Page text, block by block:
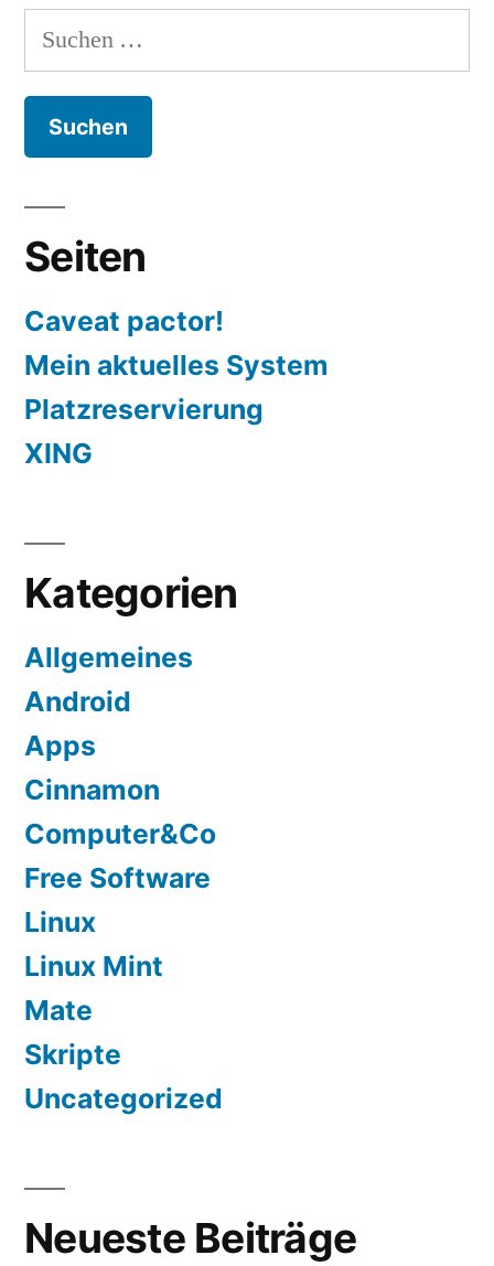
30,
32
Suchen
nach:
Seiten
Caveat pactor!
Mein aktuelles System
Platzreservierung
XING
Kategorien
Allgemeines
Android
Apps
Cinnamon
Computer&Co
Free Software
Linux
Linux Mint
Mate
Skripte
Uncategorized
Neueste Beiträge